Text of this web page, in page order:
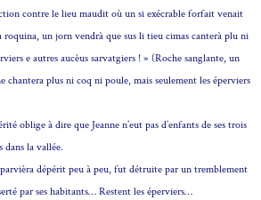
contre le lieu maudit où un si exécrable forfait venait
roquina, un jorn vendrà que sus li tieu cimas canterà plu ni
e autres aucèus sarvatgiers ! » (Roche sanglante, un
chantera plus ni coq ni poule, mais seulement les éperviers
oblige à dire que Jeanne n’eut pas d’enfants de ses trois
dans la vallée.
dépérit peu à peu, fut détruite par un tremblement
par ses habitants… Restent les éperviers…